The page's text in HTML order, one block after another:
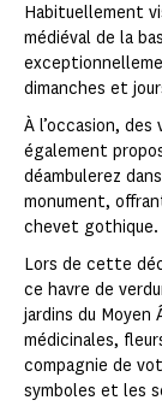
Habituellement
médiéval de la
dimanches et
À l’occasion,
également
déambulerez
monument,
chevet gothique.
Lors de cette
ce havre de
jardins du Moyen
médicinales,
compagnie de
symboles et les